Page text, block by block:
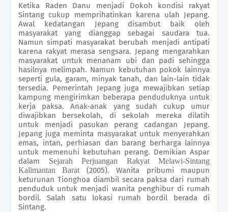
Ketika Raden Danu menjadi Dokoh kondisi rakyat
Sintang cukup memprihatinkan karena ulah Jepang.
Awal kedatangan Jepang disambut baik oleh
masyarakat yang dianggap sebagai saudara tua.
Namun simpati masyarakat berubah menjadi antipati
karena rakyat merasa sengsara. Jepang mengarahkan
masyarakat untuk menanam ubi dan padi sehingga
hasilnya melimpah. Namun kebutuhan pokok lainnya
seperti gula, garam, minyak tanah, dan lain-lain tidak
tersedia. Pemerintah Jepang juga mewajibkan setiap
kampung mengirimkan beberapa penduduknya untuk
kerja paksa. Anak-anak yang sudah cukup umur
diwajibkan bersekolah, di sekolah mereka dilatih
untuk menjadi pasukan perang cadangan Jepang.
Jepang juga meminta masyarakat untuk menyerahkan
emas, intan, perhiasan dan barang berharga lainnya
untuk memenuhi kebutuhan perang. Demikian Aspar
dalam
Sejarah Perjuangan Rakyat Melawi-Sintang
Kalimantan Barat(2005). Wanita pribumi maupun
keturunan Tionghoa diambil secara paksa dari rumah
penduduk untuk menjadi wanita penghibur di rumah
bordil. Salah satu lokasi rumah bordil berada di
Sintang.